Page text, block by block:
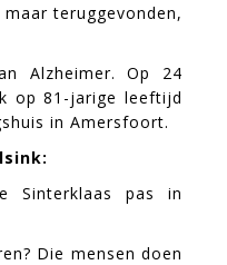
teruggevonden,
Alzheimer. Op 24
op 81-jarige leeftijd
in Amersfoort.
Sinterklaas pas in
Die mensen doen